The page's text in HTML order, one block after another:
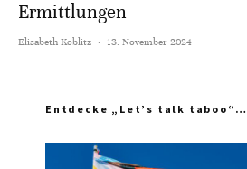
Ermittlungen
Elisabeth Koblitz · 13. November 2024
Entdecke „Let’s talk taboo“…